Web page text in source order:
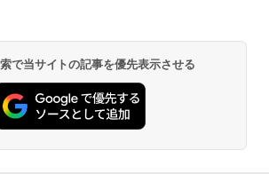
で当サイトの記事を優先表示させる